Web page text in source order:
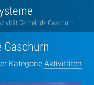
Gemeinde Gaschurn
Gaschurn
Kategorie Aktivitäten